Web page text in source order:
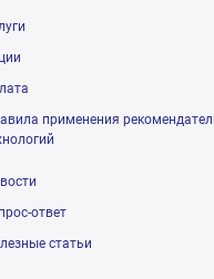
применения
ответ
статьи